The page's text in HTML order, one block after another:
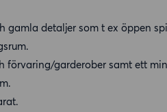
gamla detaljer som t ex öppen
förvaring/garderober samt ett